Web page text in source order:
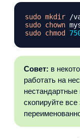
sudo mkdir
sudo chown
sudo chmod
Совет: в
работать на
нестандартные
скопируйте